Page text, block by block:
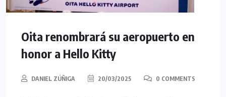
Oita renombrará su aeropuerto en
honor a Hello Kitty
DANIEL ZÚÑIGA 20/03/2025 0 COMMENTS